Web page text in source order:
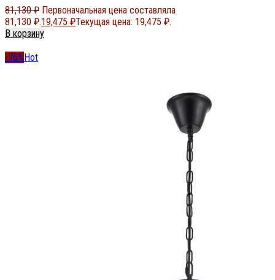
81,130₽ Первоначальная цена составляла
81,130 ₽.19,475 ₽Текущая цена: 19,475 ₽.
В корзину
-76% Hot